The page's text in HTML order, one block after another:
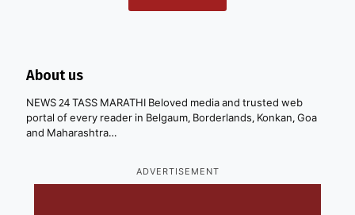
About us
NEWS 24 TASS MARATHI Beloved media and trusted web
portal of every reader in Belgaum, Borderlands, Konkan, Goa
and Maharashtra…
ADVERTISEMENT